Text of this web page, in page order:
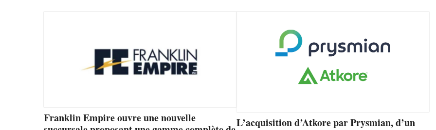
Franklin Empire ouvre une nouvelle
L’acquisition d’Atkore par Prysmian, d’un